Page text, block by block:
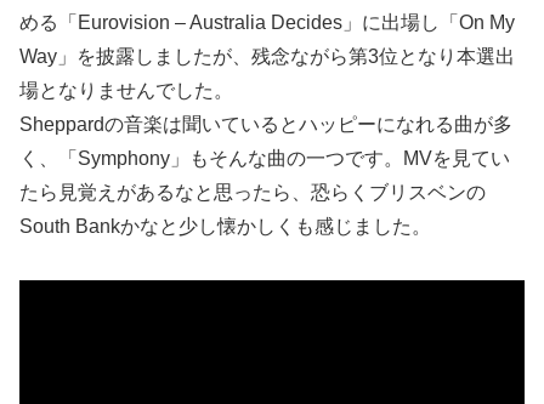
める「Eurovision – Australia Decides」に出場し「On My
Way」を披露しましたが、残念ながら第3位となり本選出
場となりませんでした。
Sheppardの音楽は聞いているとハッピーになれる曲が多
く、「Symphony」もそんな曲の一つです。MVを見てい
たら見覚えがあるなと思ったら、恐らくブリスベンの
South Bankかなと少し懐かしくも感じました。